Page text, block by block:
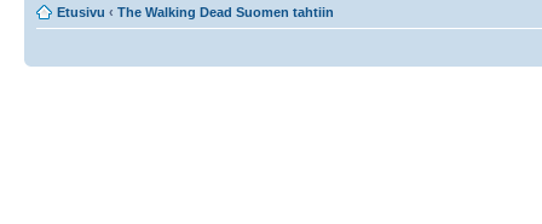
Etusivu ‹ The Walking Dead Suomen tahtiin